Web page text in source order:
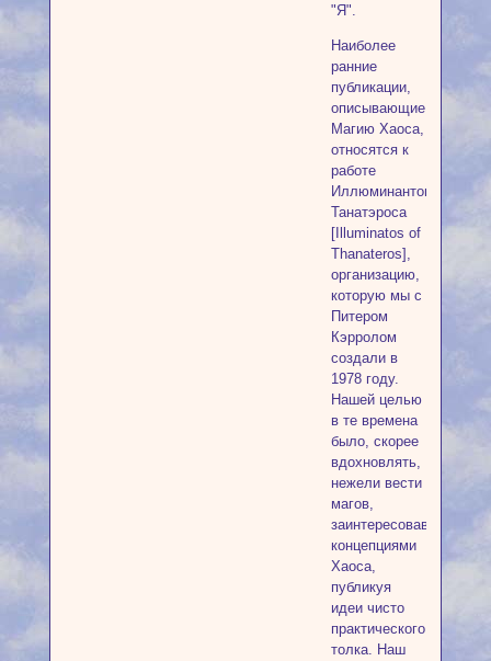
"Я".
Наиболее
ранние
публикации,
описывающие
Магию Хаоса,
относятся к
работе
Иллюминантов
Танатэроса
[Illuminatos of
Thanateros],
организацию,
которую мы с
Питером
Кэрролом
создали в
1978 году.
Нашей целью
в те времена
было, скорее
вдохновлять,
нежели вести
магов,
заинтересовавшихся
концепциями
Хаоса,
публикуя
идеи чисто
практического
толка. Наш